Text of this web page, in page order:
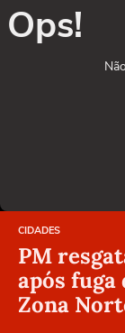
Ops!
CIDADES
PM
após
Zona